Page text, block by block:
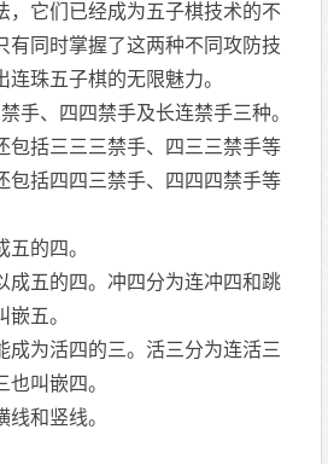
，它们已经成为五子棋技术的不
有同时掌握了这两种不同攻防技
连珠五子棋的无限魅力。
、四四禁手及长连禁手三种。
包括三三三禁手、四三三禁手等
包括四四三禁手、四四四禁手等
五的四。
成五的四。冲四分为连冲四和跳
嵌五。
成为活四的三。活三分为连活三
也叫嵌四。
线和竖线。